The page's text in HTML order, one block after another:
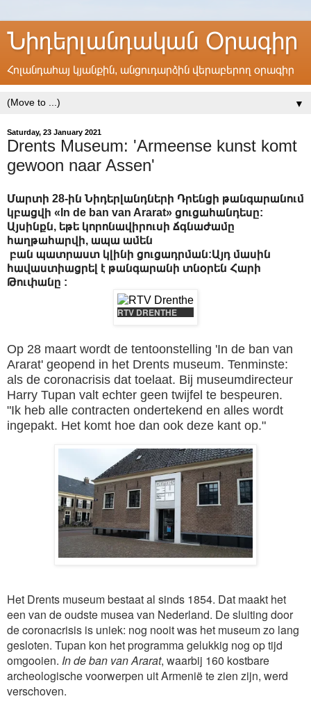
Նիդերլանդական Օրագիր
Հոլանդահայ կյանքին, անցուդարձին վերաբերող օրագիր
▼
Saturday, 23 January 2021
Drents Museum: 'Armeense kunst komt
gewoon naar Assen'
Մարտի 28-ին Նիդերլանդների Դրենցի թանգարանում
կբացվի «In de ban van Ararat» ցուցահանդեսը:
Այսինքն, եթե կորոնավիրուսի ճգնաժամը
հաղթահարվի, ապա ամեն
բան պատրաստ կլինի ցուցադրման:Այդ մասին
հավաստիացրել է թանգարանի տնօրեն Հարի
Թուփանը :
RTV DRENTHE
Op 28 maart wordt de tentoonstelling 'In de ban van
Ararat' geopend in het Drents museum. Tenminste:
als de coronacrisis dat toelaat. Bij museumdirecteur
Harry Tupan valt echter geen twijfel te bespeuren.
"Ik heb alle contracten ondertekend en alles wordt
ingepakt. Het komt hoe dan ook deze kant op."
Het Drents museum bestaat al sinds 1854. Dat maakt het
een van de oudste musea van Nederland. De sluiting door
de coronacrisis is uniek: nog nooit was het museum zo lang
gesloten. Tupan kon het programma gelukkig nog op tijd
omgooien. In de ban van Ararat, waarbij 160 kostbare
archeologische voorwerpen uit Armenië te zien zijn, werd
verschoven.